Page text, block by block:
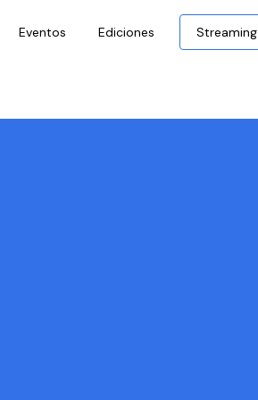
Eventos Ediciones Streaming